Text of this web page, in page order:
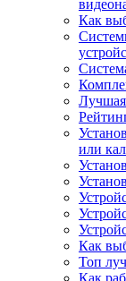
Как
Лучшая
или
Как
Топ
Как